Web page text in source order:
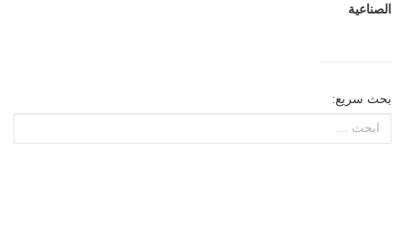
الصناعية
بحث سريع: